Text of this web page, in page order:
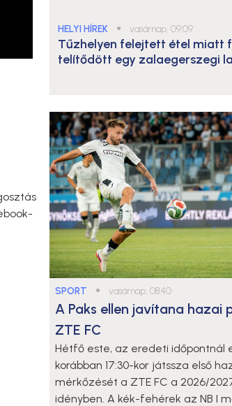
HELYI HÍREK ● vasárnap, 09:09
Tűzhelyen felejtett étel miatt
telítődött egy zalaegerszegi
SPORT ● vasárnap, 08:40
A Paks ellen javítana hazai
ZTE FC
Hétfő este, az eredeti időpontnál
korábban 17:30-kor játssza első
mérkőzését a ZTE FC a 2026/
idényben. A kék-fehérek az NB I